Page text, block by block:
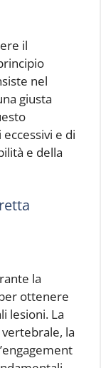
il
nel
giusta
e di
e della
la
ottenere
lesioni. La
la